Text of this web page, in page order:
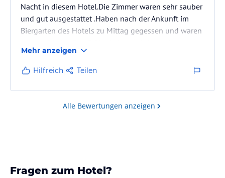
Nacht in diesem Hotel.Die Zimmer waren sehr sauber
und gut ausgestattet .Haben nach der Ankunft im
Biergarten des Hotels zu Mittag gegessen und waren
war ok,allerdings nichts besonders. Den
Übernachtungspreis fanden wir als sehr hoch.
Mehr anzeigen
Hilfreich Teilen
Alle Bewertungen anzeigen
Fragen zum Hotel?